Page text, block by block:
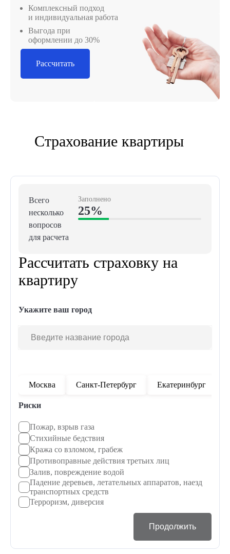
Комплексный подход
и индивидуальная работа
Выгода при
оформлении до 30%
Рассчитать
Страхование квартиры
Всего
несколько
вопросов
для расчета
Заполнено
25%
Рассчитать страховку на
квартиру
Укажите ваш город
Москва Санкт-Петербург Екатеринбург
Риски
Пожар, взрыв газа
Стихийные бедствия
Кража со взломом, грабеж
Противоправные действия третьих лиц
Залив, повреждение водой
Падение деревьев, летательных аппаратов, наезд
транспортных средств
Терроризм, диверсия
Продолжить